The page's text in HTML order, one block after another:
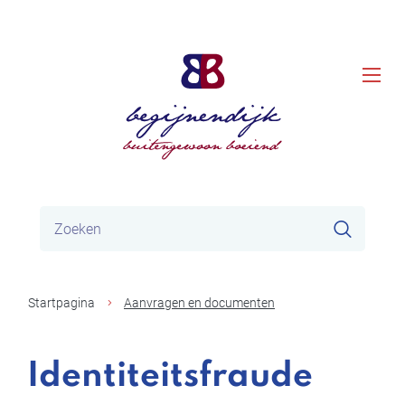
inhoud
Begijnendijk
zoek
Startpagina Aanvragen en documenten
Identiteitsfraude